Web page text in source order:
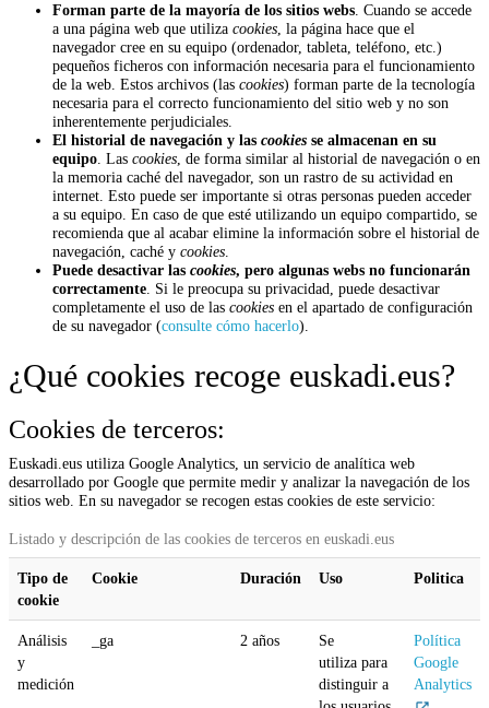
Forman parte de la mayoría de los sitios webs . Cuando se accede
a una página web que utiliza cookies , la página hace que el
navegador cree en su equipo (ordenador, tableta, teléfono, etc.)
pequeños ficheros con información necesaria para el funcionamiento
de la web. Estos archivos (las cookies) forman parte de la tecnología
necesaria para el correcto funcionamiento del sitio web y no son
inherentemente perjudiciales.
El historial de navegación y las cookies se almacenan en su
equipo . Las cookies , de forma similar al historial de navegación o en
la memoria caché del navegador, son un rastro de su actividad en
internet. Esto puede ser importante si otras personas pueden acceder
a su equipo. En caso de que esté utilizando un equipo compartido, se
recomienda que al acabar elimine la información sobre el historial de
navegación, caché y cookies
Puede desactivar las cookies, pero algunas webs no funcionarán
correctamente . Si le preocupa su privacidad, puede desactivar
completamente el uso de las cookies en el apartado de configuración
de su navegador (consulte cómo hacerlo).
¿Qué cookies recoge euskadi.eus?
Cookies de terceros:
Euskadi.eus utiliza Google Analytics, un servicio de analítica web
desarrollado por Google que permite medir y analizar la navegación de los
sitios web. En su navegador se recogen estas cookies de este servicio:
Listado y descripción de las cookies de terceros en euskadi.eus
Tipo de
cookie
Cookie Duración Uso Politica
Análisis
y
medición
_ga 2 años
Se
utiliza para
distinguir a
Política
Google
Analytics